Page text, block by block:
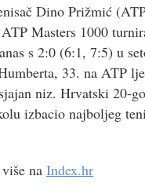
Dino Prižmić
Masters 1000
s 2:0 (6:1, 7:5) u
33. na ATP
niz. Hrvatski 20-
izbacio najboljeg
na Index.hr